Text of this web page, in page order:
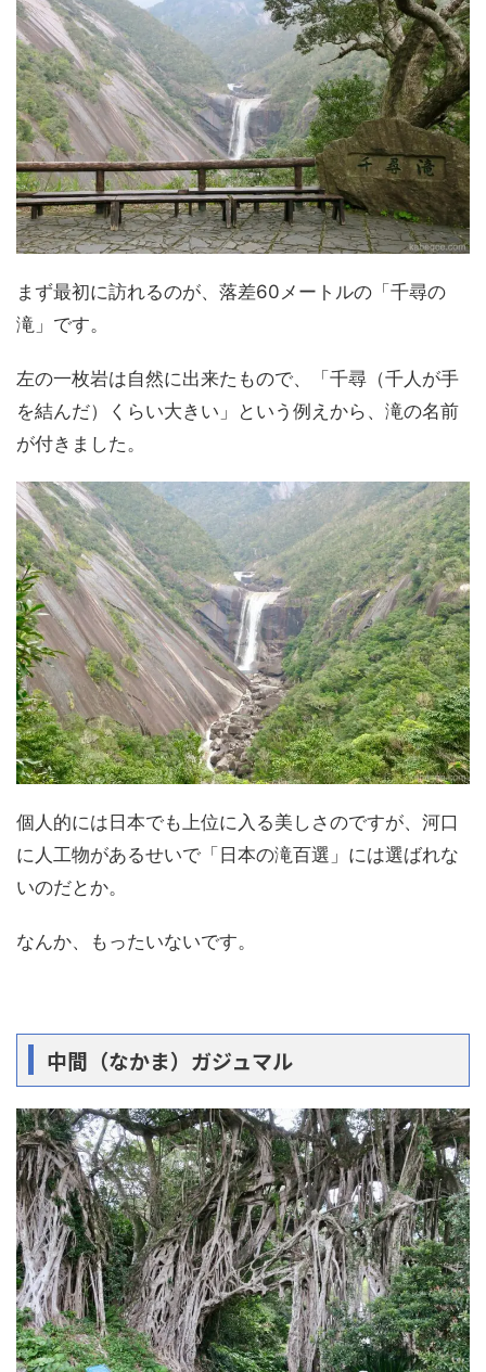
まず最初に訪れるのが、落差60メートルの「千尋の
滝」です。
左の一枚岩は自然に出来たもので、「千尋（千人が手
を結んだ）くらい大きい」という例えから、滝の名前
が付きました。
個人的には日本でも上位に入る美しさのですが、河口
に人工物があるせいで「日本の滝百選」には選ばれな
いのだとか。
なんか、もったいないです。
中間（なかま）ガジュマル